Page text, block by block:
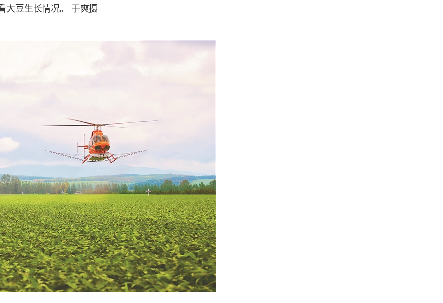
生长情况。 于爽摄